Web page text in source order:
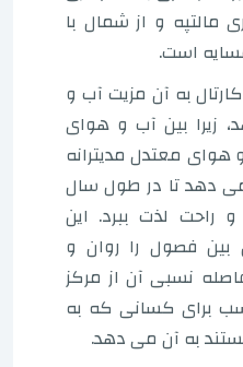
مالتپه و از شمال با
است.
به آن مزیت آب و
زیرا بین آب و هوای
هوای معتدل مدیترانه
می دهد تا در طول سال
لذت ببرد. این
بین فصول را روان و
نسبی آن از مرکز
برای کسانی که به
به آن می دهد.